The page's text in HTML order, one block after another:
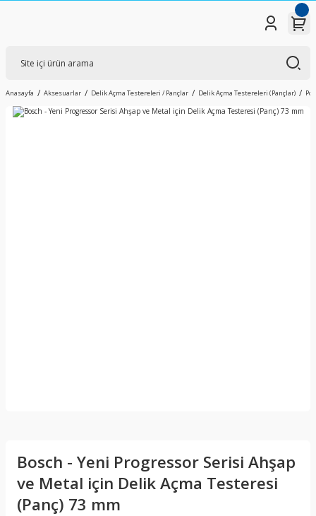
Anasayfa Aksesuarlar Delik Açma Testereleri / Pançlar Delik Açma Testereleri (Pançlar)
Bosch - Yeni Progressor Serisi Ahşap
ve Metal için Delik Açma Testeresi
(Panç) 73 mm